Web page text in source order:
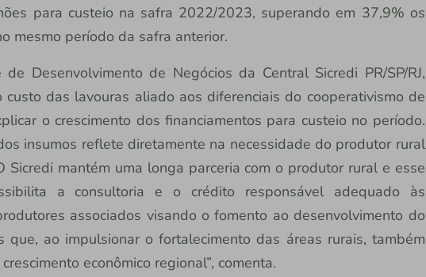
para custeio na safra 2022/2023, superando em 37,9% os
mesmo período da safra anterior.
Desenvolvimento de Negócios da Central Sicredi PR/SP/RJ,
custo das lavouras aliado aos diferenciais do cooperativismo de
o crescimento dos financiamentos para custeio no período.
insumos reflete diretamente na necessidade do produtor rural
Sicredi mantém uma longa parceria com o produtor rural e esse
a consultoria e o crédito responsável adequado às
associados visando o fomento ao desenvolvimento do
que, ao impulsionar o fortalecimento das áreas rurais, também
econômico regional”, comenta.